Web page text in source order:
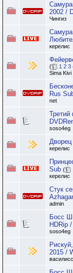
2002 /
Чингиз
керелис
( 1 2 3
Sima Kivi
Rus
net
soso4eg
керелис
Sub (
керелис
Стук
admin
Босс
HDRip
soso4eg
2015 /